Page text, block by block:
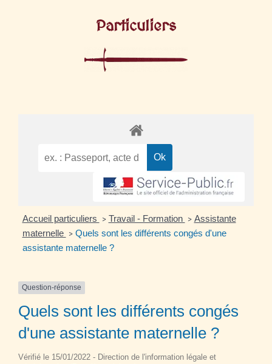
Particuliers
Accueil particuliers > Travail - Formation > Assistante
maternelle > Quels sont les différents congés d'une
assistante maternelle ?
Question-réponse
Quels sont les différents congés
d'une assistante maternelle ?
Vérifié le 15/01/2022 - Direction de l'information légale et